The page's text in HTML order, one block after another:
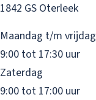
1842 GS Oterleek
Maandag t/m vrijdag
9:00 tot 17:30 uur
Zaterdag
9:00 tot 17:00 uur